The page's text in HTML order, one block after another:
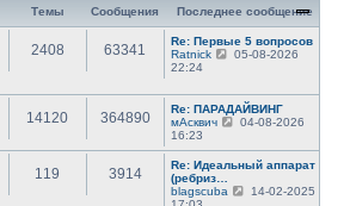
Темы Сообщения Последнее сообщение
2408 63341
Re: Первые 5 вопросов
Ratnick
П
е
й
т
и
о
с
л
05-08-2026
22:24
14120 364890
Re: ПАРАДАЙВИНГ
мАсквич
П
й
т
и
04-08-2026
16:23
119 3914
Re: Идеальный аппарат
(ребриз…
blagscuba
П14-02-2025